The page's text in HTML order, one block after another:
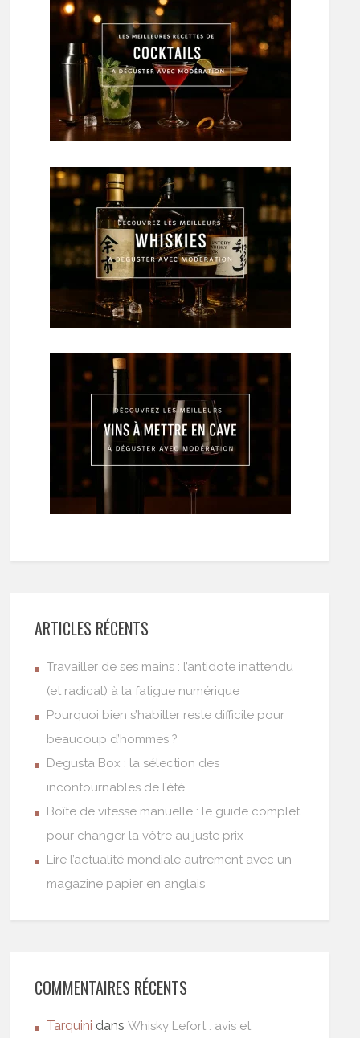
ARTICLES RÉCENTS
Travailler de ses mains : l’antidote inattendu
(et radical) à la fatigue numérique
Pourquoi bien s’habiller reste difficile pour
beaucoup d’hommes ?
Degusta Box : la sélection des
incontournables de l’été
Boîte de vitesse manuelle : le guide complet
pour changer la vôtre au juste prix
Lire l’actualité mondiale autrement avec un
magazine papier en anglais
COMMENTAIRES RÉCENTS
Tarquini dansWhisky Lefort : avis et